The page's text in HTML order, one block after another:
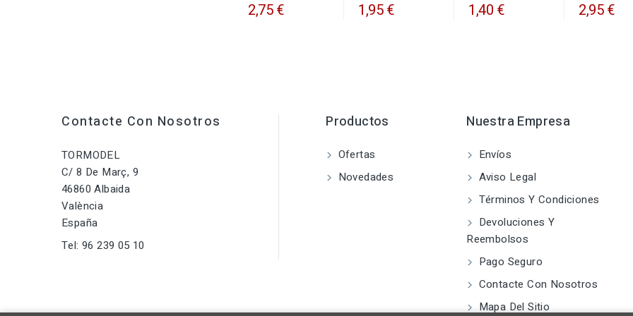
2,75 € 1,95 € 1,40 € 2,95 €
Contacte Con Nosotros
TORMODEL
C/ 8 De Març, 9
46860 Albaida
València
España
Tel: 96 239 05 10
Productos
Ofertas
Novedades
Nuestra Empresa
Envíos
Aviso Legal
Términos Y Condiciones
Devoluciones Y
Reembolsos
Pago Seguro
Contacte Con Nosotros
Mapa Del Sitio